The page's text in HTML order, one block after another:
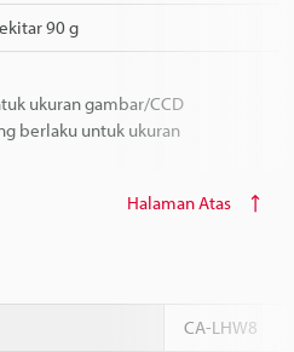
90 g
ukuran gambar/CCD
berlaku untuk ukuran
Halaman Atas
CA-LHW8